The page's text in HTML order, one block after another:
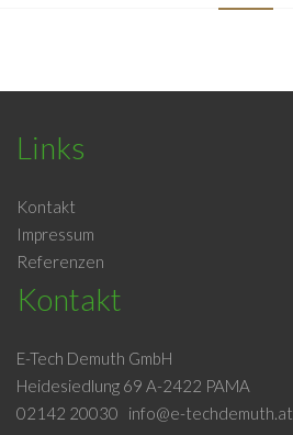
Links
Kontakt
Impressum
Referenzen
Kontakt
E-Tech Demuth GmbH
Heidesiedlung 69 A-2422 PAMA
02142 20030
info@e-techdemuth.at